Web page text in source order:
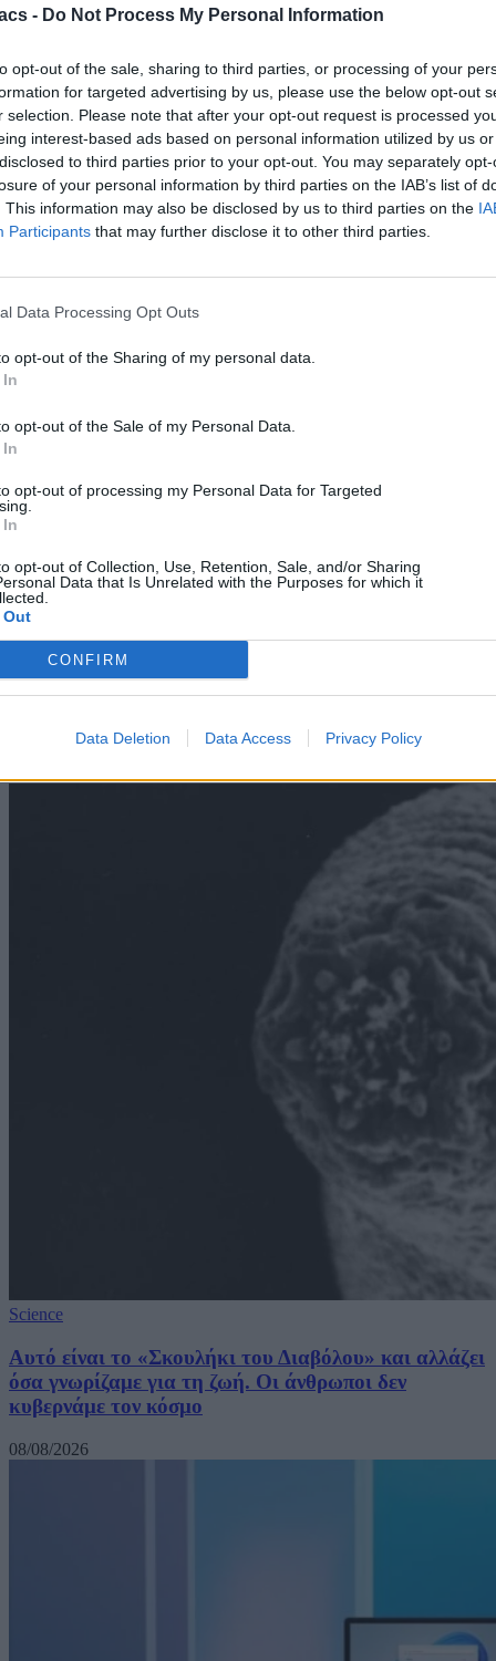
- Do Not Process My Personal Information
opt-out of the sale, sharing to third parties, or processing of your
for targeted advertising by us, please use the below opt-out
selection. Please note that after your opt-out request is processed
interest-based ads based on personal information utilized by us
to third parties prior to your opt-out. You may separately
of your personal information by third parties on the IAB’s list of
This information may also be disclosed by us to third parties on the
Participants that may further disclose it to other third parties.
Data Processing Opt Outs
opt-out of the Sharing of my personal data.
opt-out of the Sale of my Personal Data.
opt-out of processing my Personal Data for Targeted
opt-out of Collection, Use, Retention, Sale, and/or Sharing
Data that Is Unrelated with the Purposes for which it
CONFIRM
Data Deletion Data Access Privacy Policy
Technology
Αλλάζει το Skroutz Plus και τα δωρεάν μεταφορικά
08/08/2026
Mobile Internet με κάρτα: Δεν συμφέρει
Science
Αυτό είναι το «Σκουλήκι του Διαβόλου» και αλλάζει
όσα γνωρίζαμε για τη ζωή. Οι άνθρωποι δεν
κυβερνάμε τον κόσμο
08/08/2026